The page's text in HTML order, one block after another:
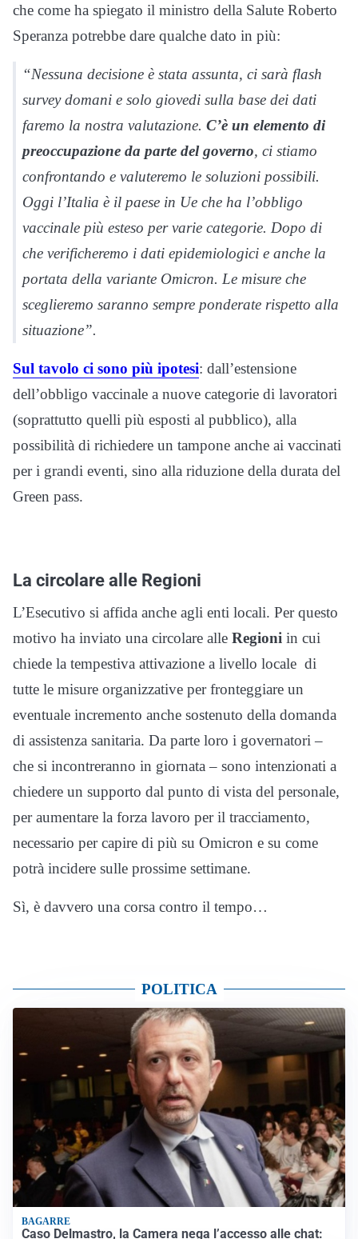
che come ha spiegato il ministro della Salute Roberto
Speranza potrebbe dare qualche dato in più:
“Nessuna decisione è stata assunta, ci sarà flash
survey domani e solo giovedi sulla base dei dati
faremo la nostra valutazione. C’è un elemento di
preoccupazione da parte del governo, ci stiamo
confrontando e valuteremo le soluzioni possibili.
Oggi l’Italia è il paese in Ue che ha l’obbligo
vaccinale più esteso per varie categorie. Dopo di
che verificheremo i dati epidemiologici e anche la
portata della variante Omicron. Le misure che
sceglieremo saranno sempre ponderate rispetto alla
situazione”.
Sul tavolo ci sono più ipotesi: dall’estensione
dell’obbligo vaccinale a nuove categorie di lavoratori
(soprattutto quelli più esposti al pubblico), alla
possibilità di richiedere un tampone anche ai vaccinati
per i grandi eventi, sino alla riduzione della durata del
Green pass.
La circolare alle Regioni
L’Esecutivo si affida anche agli enti locali. Per questo
motivo ha inviato una circolare alle Regioni in cui
chiede la tempestiva attivazione a livello locale di
tutte le misure organizzative per fronteggiare un
eventuale incremento anche sostenuto della domanda
di assistenza sanitaria. Da parte loro i governatori –
che si incontreranno in giornata – sono intenzionati a
chiedere un supporto dal punto di vista del personale,
per aumentare la forza lavoro per il tracciamento,
necessario per capire di più su Omicron e su come
potrà incidere sulle prossime settimane.
Sì, è davvero una corsa contro il tempo…
POLITICA
BAGARRE
Caso Delmastro, la Camera nega l’accesso alle chat: